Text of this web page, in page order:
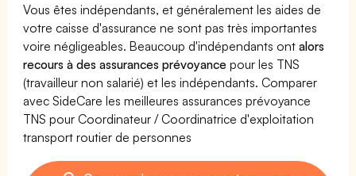
Vous êtes indépendants, et généralement les aides de
votre caisse d'assurance ne sont pas très importantes
voire négligeables. Beaucoup d'indépendants ontalors
recours à des assurances prévoyance pour les TNS
(travailleur non salarié) et les indépendants. Comparer
avec SideCare les meilleures assurances prévoyance
TNS pour Coordinateur / Coordinatrice d'exploitation
transport routier de personnes